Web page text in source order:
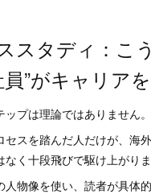
スタディ：こ
”がキャリア
プは理論ではありません。
セスを踏んだ人だけが、海
く十段飛びで駆け上がりま
人物像を使い、読者が具体